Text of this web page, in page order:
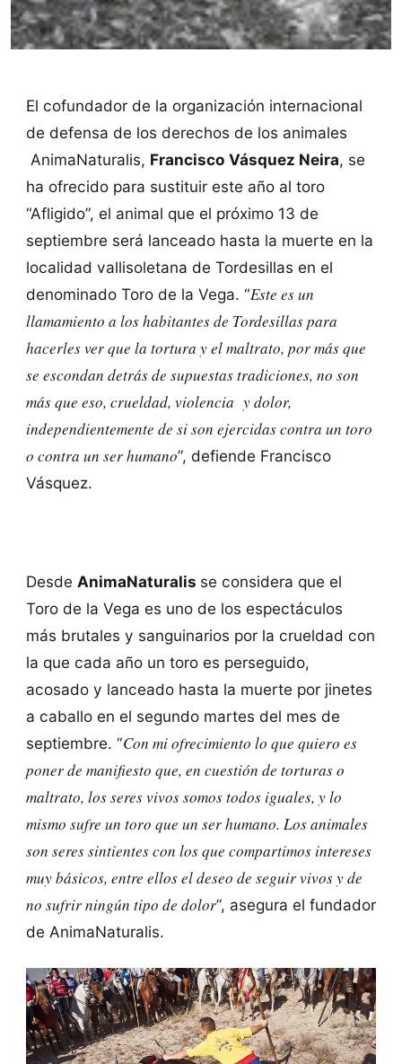
El cofundador de la organización internacional
de defensa de los derechos de los animales
AnimaNaturalis, Francisco Vásquez Neira, se
ha ofrecido para sustituir este año al toro
“Afligido”, el animal que el próximo 13 de
septiembre será lanceado hasta la muerte en la
localidad vallisoletana de Tordesillas en el
denominado Toro de la Vega. “Este es un
llamamiento a los habitantes de Tordesillas para
hacerles ver que la tortura y el maltrato, por más que
se escondan detrás de supuestas tradiciones, no son
más que eso, crueldad, violencia y dolor,
independientemente de si son ejercidas contra un toro
o contra un ser humano”, defiende Francisco
Vásquez.
Desde AnimaNaturalis se considera que el
Toro de la Vega es uno de los espectáculos
más brutales y sanguinarios por la crueldad con
la que cada año un toro es perseguido,
acosado y lanceado hasta la muerte por jinetes
a caballo en el segundo martes del mes de
septiembre. “Con mi ofrecimiento lo que quiero es
poner de manifiesto que, en cuestión de torturas o
maltrato, los seres vivos somos todos iguales, y lo
mismo sufre un toro que un ser humano. Los animales
son seres sintientes con los que compartimos intereses
muy básicos, entre ellos el deseo de seguir vivos y de
no sufrir ningún tipo de dolor”, asegura el fundador
de AnimaNaturalis.